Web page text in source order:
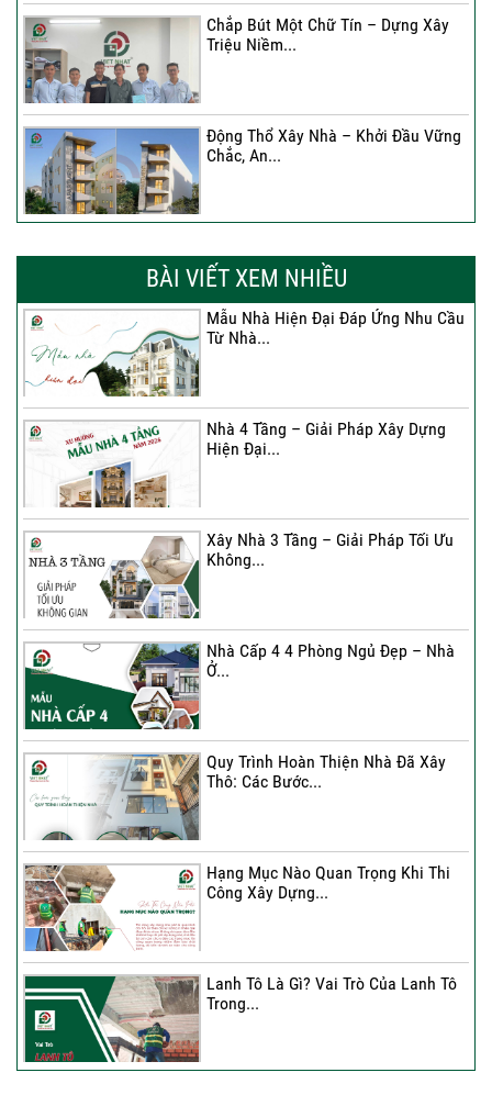
Chắp Bút Một Chữ Tín – Dựng Xây
Triệu Niềm...
Động Thổ Xây Nhà – Khởi Đầu Vững
Chắc, An...
Chắc Cho...
BÀI VIẾT XEM NHIỀU
Mẫu Nhà Hiện Đại Đáp Ứng Nhu Cầu
Từ Nhà...
Nhà 4 Tầng – Giải Pháp Xây Dựng
Hiện Đại...
Xây Nhà 3 Tầng – Giải Pháp Tối Ưu
Không...
Nhà Cấp 4 4 Phòng Ngủ Đẹp – Nhà
Ở...
Quy Trình Hoàn Thiện Nhà Đã Xây
Thô: Các Bước...
Hạng Mục Nào Quan Trọng Khi Thi
Công Xây Dựng...
Lanh Tô Là Gì? Vai Trò Của Lanh Tô
Trong...